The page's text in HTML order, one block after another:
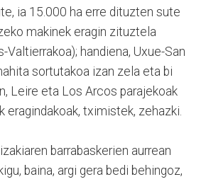
ia 15.000 ha erre dituzten sute
makinek eragin zituztela
Valtierrakoa); handiena, Uxue-San
sortutakoa izan zela eta bi
Leire eta Los Arcos parajekoak
eragindakoak, tximistek, zehazki.
barrabaskerien aurrean
baina, argi gera bedi behingoz,